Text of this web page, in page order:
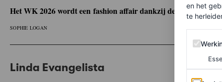
Het WK 2026 wordt een fashion affair dankzij deze sportieve
SOPHIE LOGAN
Linda Evangelista
en het
te
Werking
Analytics